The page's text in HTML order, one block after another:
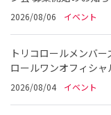
2026/08/06 イベント
トリコロールメンバ
ロールワンオフィシ
2026/08/04 イベント